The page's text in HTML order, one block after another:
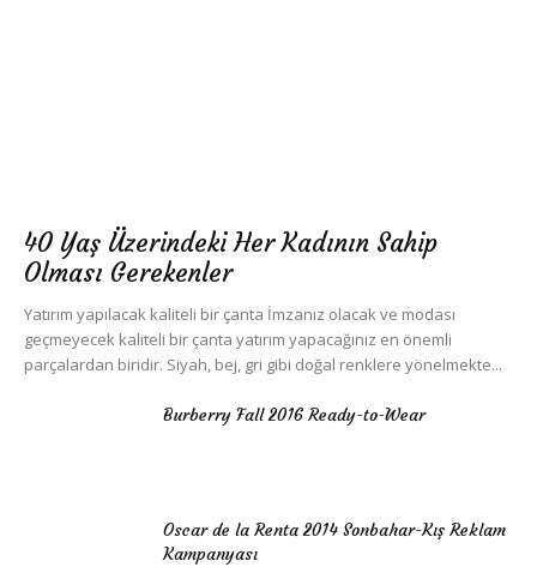
40 Yaş Üzerindeki Her Kadının Sahip
Olması Gerekenler
Yatırım yapılacak kaliteli bir çanta İmzanız olacak ve modası
geçmeyecek kaliteli bir çanta yatırım yapacağınız en önemli
parçalardan biridir. Siyah, bej, gri gibi doğal renklere yönelmekte...
Burberry Fall 2016 Ready-to-Wear
Oscar de la Renta 2014 Sonbahar-Kış Reklam
Kampanyası